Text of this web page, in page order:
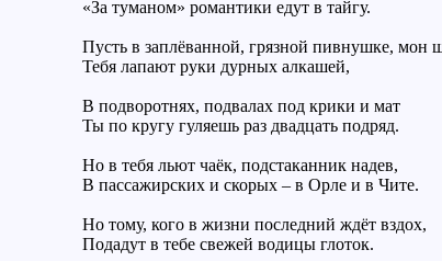
«За туманом» романтики едут в тайгу.
Пусть в заплёванной, грязной пивнушке, мон
Тебя лапают руки дурных алкашей,
В подворотнях, подвалах под крики и мат
Ты по кругу гуляешь раз двадцать подряд.
Но в тебя льют чаёк, подстаканник надев,
В пассажирских и скорых – в Орле и в Чите.
Но тому, кого в жизни последний ждёт вздох,
Подадут в тебе свежей водицы глоток.